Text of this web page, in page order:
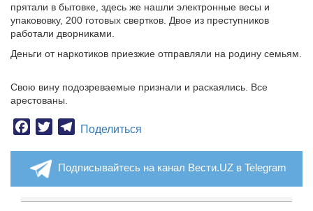
прятали в бытовке, здесь же нашли электронные весы и
упакововку, 200 готовых свертков. Двое из преступников
работали дворниками.
Деньги от наркотиков приезжие отправляли на родину семьям.
Свою вину подозреваемые признали и раскаялись. Все
арестованы.
Facebook
TwitterTelegram
Поделиться
Подписывайтесь на канал Вести.UZ в Telegram